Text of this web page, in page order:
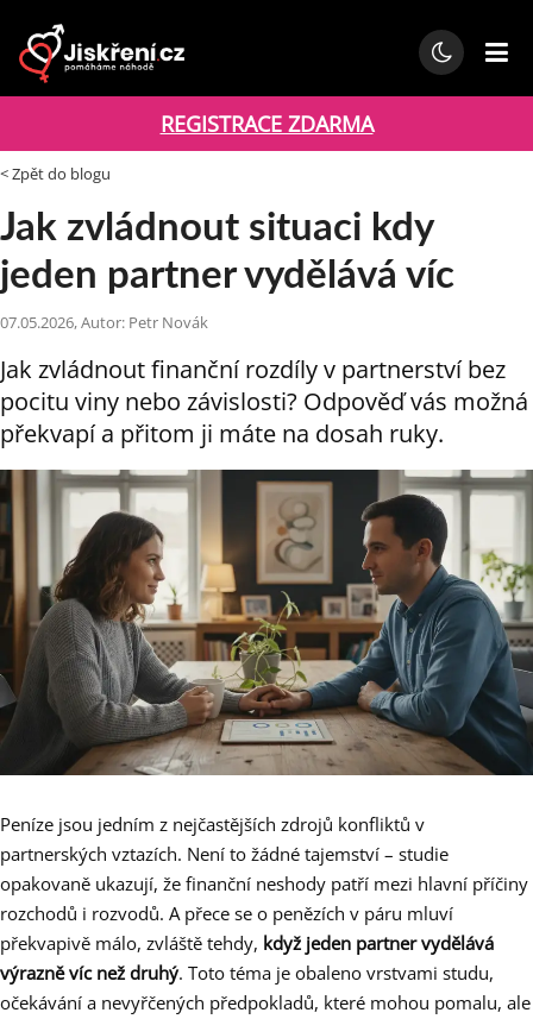
REGISTRACE ZDARMA
< Zpět do blogu
Jak zvládnout situaci kdy
jeden partner vydělává víc
07.05.2026, Autor: Petr Novák
Jak zvládnout finanční rozdíly v partnerství bez
pocitu viny nebo závislosti? Odpověď vás možná
překvapí a přitom ji máte na dosah ruky.
Peníze jsou jedním z nejčastějších zdrojů konfliktů v
partnerských vztazích. Není to žádné tajemství – studie
opakovaně ukazují, že finanční neshody patří mezi hlavní příčiny
rozchodů i rozvodů. A přece se o penězích v páru mluví
překvapivě málo, zvláště tehdy, když jeden partner vydělává
výrazně víc než druhý. Toto téma je obaleno vrstvami studu,
očekávání a nevyřčených předpokladů, které mohou pomalu, ale